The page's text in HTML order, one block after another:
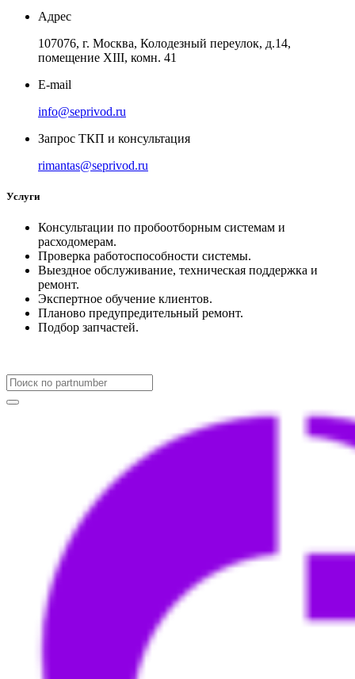
Адрес
107076, г. Москва, Колодезный переулок, д.14,
помещение ХIII, комн. 41
E-mail
info@seprivod.ru
Запрос ТКП и консультация
rimantas@seprivod.ru
Услуги
Консультации по пробоотборным системам и
расходомерам.
Проверка работоспособности системы.
Выездное обслуживание, техническая поддержка и
ремонт.
Экспертное обучение клиентов.
Планово предупредительный ремонт.
Подбор запчастей.